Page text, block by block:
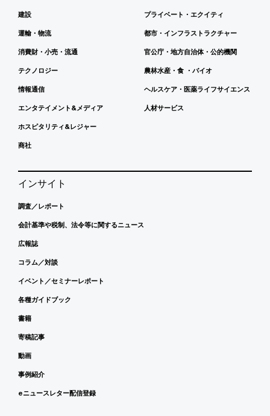
建設
運輸・物流
消費財・小売・流通
テクノロジー
情報通信
エンタテイメント&メディア
ホスピタリティ&レジャー
商社
プライベート・エクイティ
都市・インフラストラクチャー
官公庁・地方自治体・公的機関
農林水産・食 ・バイオ
ヘルスケア・医薬ライフサイエンス
人材サービス
インサイト
調査／レポート
会計基準や税制、法令等に関するニュース
広報誌
コラム／対談
イベント／セミナーレポート
各種ガイドブック
書籍
寄稿記事
動画
事例紹介
eニュースレター配信登録